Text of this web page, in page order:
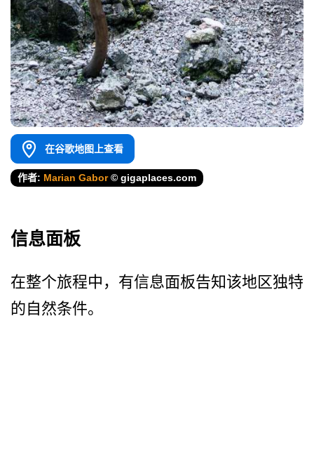
在谷歌地图上查看
作者: Marian Gabor© gigaplaces.com
信息面板
在整个旅程中，有信息面板告­知该地区独特
的自然条件。